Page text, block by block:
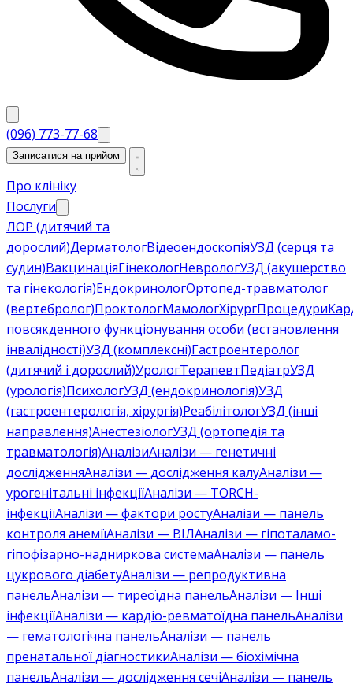
(096) 773-77-68
Записатися на прийом
Про клініку
Послуги
ЛОР (дитячий та
дорослий)ДерматологВідеоендоскопіяУЗД (серця та
судин)ВакцинаціяГінекологНеврологУЗД (акушерство
та гінекологія)ЕндокринологОртопед-травматолог
(вертебролог)ПроктологМамологХірургПроцедури
повсякденного функціонування особи (встановлення
інвалідності)УЗД (комплексні)Гастроентеролог
(дитячий і дорослий)УрологТерапевтПедіатрУЗД
(урологія)ПсихологУЗД (ендокринологія)УЗД
(гастроентерологія, хірургія)РеабілітологУЗД (інші
направлення)АнестезіологУЗД (ортопедія та
травматологія)АналізиАналізи — генетичні
дослідженняАналізи — дослідження калуАналізи —
урогенітальні інфекціїАналізи — TORCH-
інфекціїАналізи — фактори ростуАналізи — панель
контроля анеміїАналізи — ВІЛАналізи — гіпоталамо-
гіпофізарно-надниркова системаАналізи — панель
цукрового діабетуАналізи — репродуктивна
панельАналізи — тиреоїдна панельАналізи — Інші
інфекціїАналізи — кардіо-ревматоїдна панельАналізи
— гематологічна панельАналізи — панель
пренатальної діагностикиАналізи — біохімічна
панельАналізи — дослідження сечіАналізи — панель